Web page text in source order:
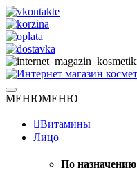
Skip
to
content
Интернет
Натуральная косметика
МЕНЮМЕНЮ
Витамины
Лицо
По назначению